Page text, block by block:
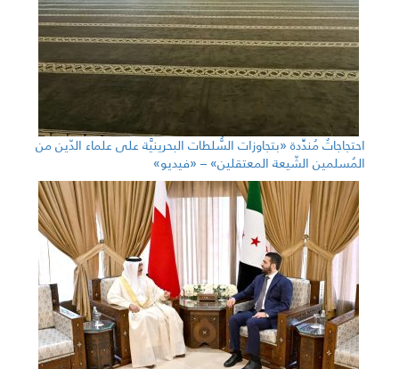
احتجاجاتٌ مُندِّدة «بتجاوزات السُّلطات البحرينيَّة على علماء الدّين من
المُسلمين الشّيعة المعتقلين» – «فيديو»